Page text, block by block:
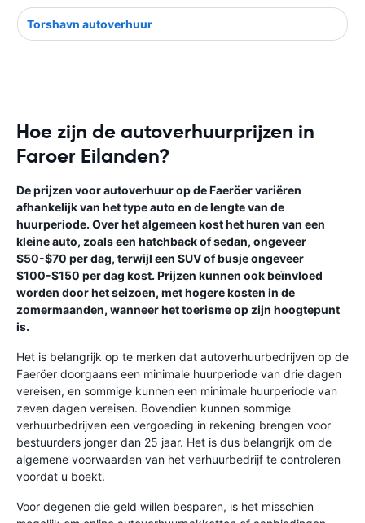
Torshavn autoverhuur
Hoe zijn de autoverhuurprijzen in
Faroer Eilanden?
De prijzen voor autoverhuur op de Faeröer variëren
afhankelijk van het type auto en de lengte van de
huurperiode. Over het algemeen kost het huren van een
kleine auto, zoals een hatchback of sedan, ongeveer
$50-$70 per dag, terwijl een SUV of busje ongeveer
$100-$150 per dag kost. Prijzen kunnen ook beïnvloed
worden door het seizoen, met hogere kosten in de
zomermaanden, wanneer het toerisme op zijn hoogtepunt
is.
Het is belangrijk op te merken dat autoverhuurbedrijven op de
Faeröer doorgaans een minimale huurperiode van drie dagen
vereisen, en sommige kunnen een minimale huurperiode van
zeven dagen vereisen. Bovendien kunnen sommige
verhuurbedrijven een vergoeding in rekening brengen voor
bestuurders jonger dan 25 jaar. Het is dus belangrijk om de
algemene voorwaarden van het verhuurbedrijf te controleren
voordat u boekt.
Voor degenen die geld willen besparen, is het misschien